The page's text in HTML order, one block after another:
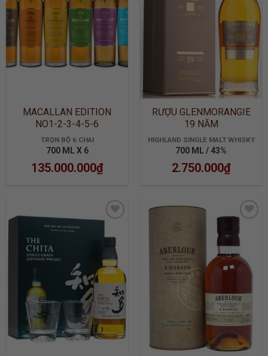
MACALLAN EDITION
NO1-2-3-4-5-6
TRỌN BỘ 6 CHAI
700 ML X 6
135.000.000₫
RƯỢU GLENMORANGIE
19 NĂM
HIGHLAND SINGLE MALT WHISKY
700 ML / 43%
2.750.000₫
WISHLIST
ADD TO
WISHLIST